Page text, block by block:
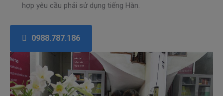
hợp yêu cầu phải sử dụng tiếng Hàn.
0988.787.186